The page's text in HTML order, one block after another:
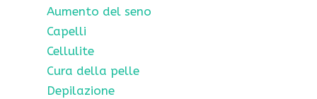
Aumento del seno
Capelli
Cellulite
Cura della pelle
Depilazione